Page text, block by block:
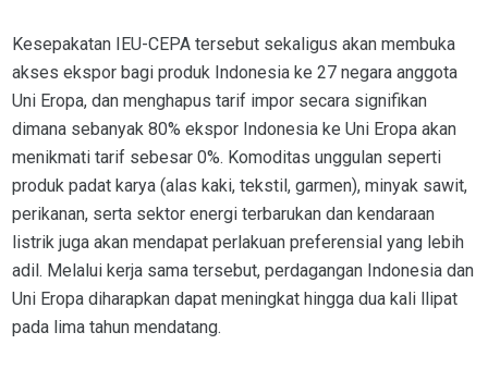
Kesepakatan IEU-CEPA tersebut sekaligus akan membuka
akses ekspor bagi produk Indonesia ke 27 negara anggota
Uni Eropa, dan menghapus tarif impor secara signifikan
dimana sebanyak 80% ekspor Indonesia ke Uni Eropa akan
menikmati tarif sebesar 0%. Komoditas unggulan seperti
produk padat karya (alas kaki, tekstil, garmen), minyak sawit,
perikanan, serta sektor energi terbarukan dan kendaraan
listrik juga akan mendapat perlakuan preferensial yang lebih
adil. Melalui kerja sama tersebut, perdagangan Indonesia dan
Uni Eropa diharapkan dapat meningkat hingga dua kali llipat
pada lima tahun mendatang.